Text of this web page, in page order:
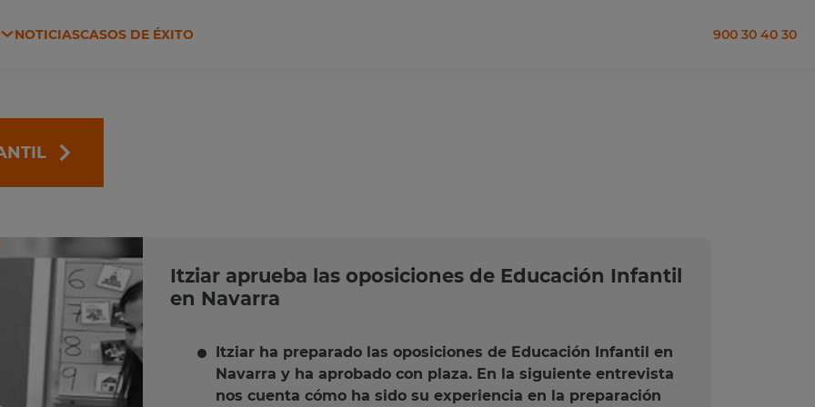
NOTICIASCASOS DE ÉXITO 900 30 40 30
Itziar aprueba las oposiciones de Educación Infantil
en Navarra
Itziar ha preparado las oposiciones de Educación Infantil en
Navarra y ha aprobado con plaza. En la siguiente entrevista
nos cuenta cómo ha sido su experiencia en la preparación